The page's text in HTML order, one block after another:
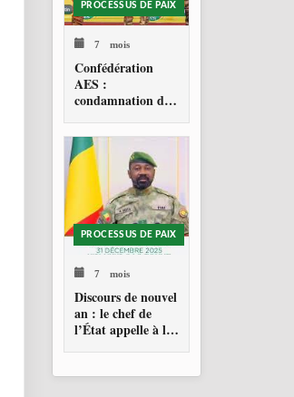
PROCESSUS DE PAIX
7 mois
Confédération
AES :
condamnation de
américaine au
Venezuela
PROCESSUS DE PAIX
7 mois
Discours de nouvel
an : le chef de
l’État appelle à la